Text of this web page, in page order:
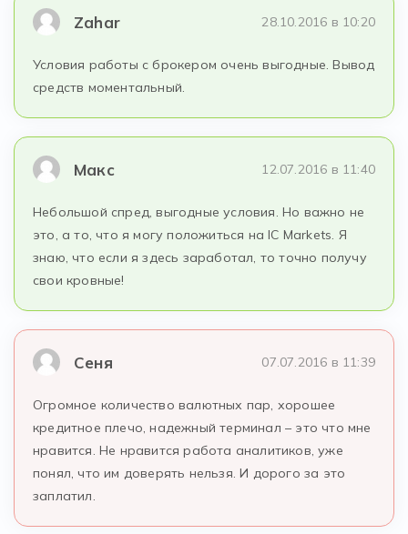
Zahar 28.10.2016 в 10:20
Условия работы с брокером очень выгодные. Вывод
средств моментальный.
Макс 12.07.2016 в 11:40
Небольшой спред, выгодные условия. Но важно не
это, а то, что я могу положиться на IC Markets. Я
знаю, что если я здесь заработал, то точно получу
свои кровные!
Сеня 07.07.2016 в 11:39
Огромное количество валютных пар, хорошее
кредитное плечо, надежный терминал – это что мне
нравится. Не нравится работа аналитиков, уже
понял, что им доверять нельзя. И дорого за это
заплатил.